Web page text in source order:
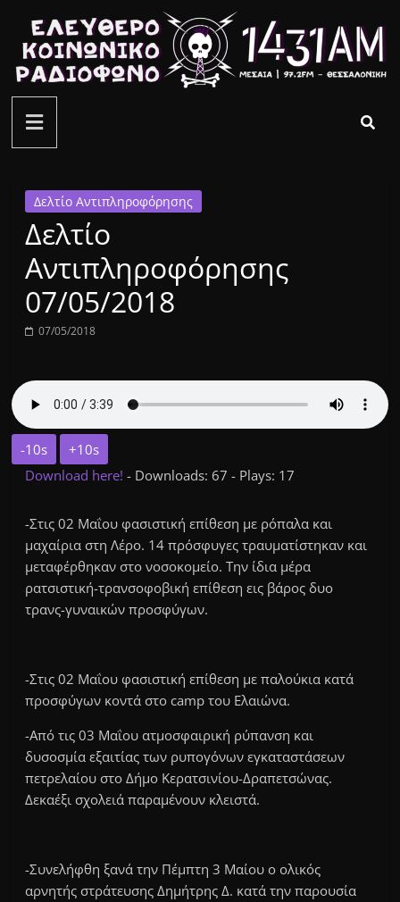
περιεχόμενο
ελεύθερο
κοινωνικό
ραδιόφωνο
1431AM
Δελτίο Αντιπληροφόρησης
Δελτίο
Αντιπληροφόρησης
07/05/2018
07/05/2018
-10s
+10s
Download here!- Downloads: 67 - Plays: 17
-Στις 02 Μαΐου φασιστική επίθεση με ρόπαλα και
μαχαίρια στη Λέρο. 14 πρόσφυγες τραυματίστηκαν και
μεταφέρθηκαν στο νοσοκομείο. Την ίδια μέρα
ρατσιστική-τρανσοφοβική επίθεση εις βάρος δυο
τρανς-γυναικών προσφύγων.
-Στις 02 Μαΐου φασιστική επίθεση με παλούκια κατά
προσφύγων κοντά στο camp του Ελαιώνα.
-Από τις 03 Μαΐου ατμοσφαιρική ρύπανση και
δυσοσμία εξαιτίας των ρυπογόνων εγκαταστάσεων
πετρελαίου στο Δήμο Κερατσινίου-Δραπετσώνας.
Δεκαέξι σχολειά παραμένουν κλειστά.
-Συνελήφθη ξανά την Πέμπτη 3 Μαίου ο ολικός
αρνητής στράτευσης Δημήτρης Δ. κατά την παρουσία